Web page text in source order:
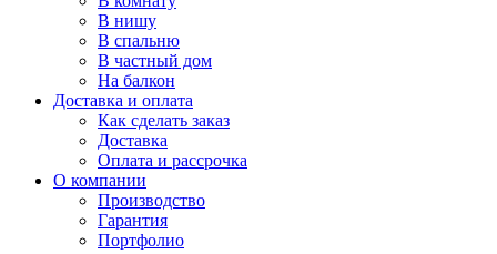
В нишу
В спальню
В частный дом
На балкон
Доставка и оплата
Как сделать заказ
Доставка
Оплата и рассрочка
О компании
Производство
Гарантия
Портфолио